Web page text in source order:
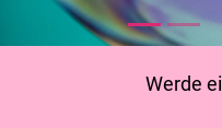
Werde